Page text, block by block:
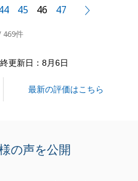
り御礼申し上げます。
だきましたところ、お部
伝えくださいとのことで
とがございましたら、何
45 46 47
469件
更新日：8月6日
最新の評価はこちら
の声を公開